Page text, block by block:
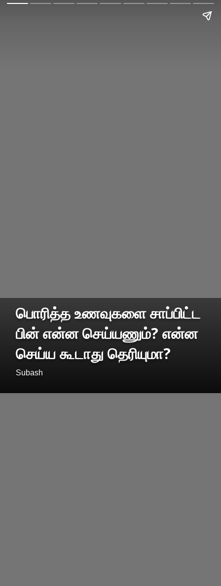
பொரித்த உணவுகளை சாப்பிட்ட
பின் என்ன செய்யணும்? என்ன
செய்ய கூடாது தெரியுமா?
Subash